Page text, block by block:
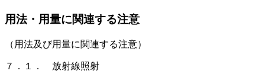
用法・用量に関連する注意
（用法及び用量に関連する注意）
７．１． 放射線照射